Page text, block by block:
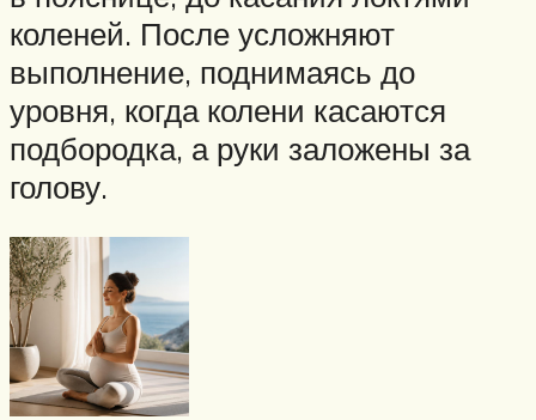
коленей. После усложняют
выполнение, поднимаясь до
уровня, когда колени касаются
подбородка, а руки заложены за
голову.